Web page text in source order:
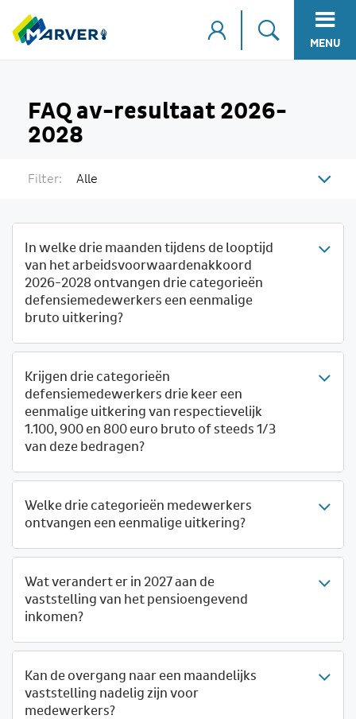
MENU
FAQ av-resultaat 2026-
2028
Filter: Alle
In welke drie maanden tijdens de looptijd
van het arbeidsvoorwaardenakkoord
2026-2028 ontvangen drie categorieën
defensiemedewerkers een eenmalige
bruto uitkering?
Krijgen drie categorieën
defensiemedewerkers drie keer een
eenmalige uitkering van respectievelijk
1.100, 900 en 800 euro bruto of steeds 1/3
van deze bedragen?
Welke drie categorieën medewerkers
ontvangen een eenmalige uitkering?
Wat verandert er in 2027 aan de
vaststelling van het pensioengevend
inkomen?
Kan de overgang naar een maandelijks
vaststelling nadelig zijn voor
medewerkers?